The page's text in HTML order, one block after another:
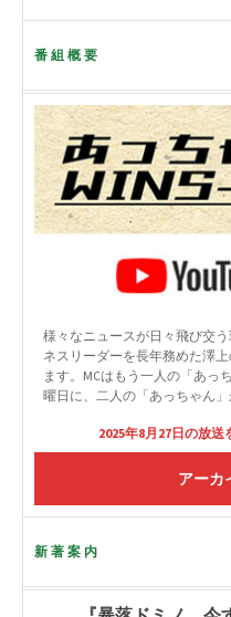
番組概要
様々なニュースが日々飛び交
ネスリーダーを長年務めた澤
ます。MCはもう一人の「あっ
曜日に、二人の「あっちゃん
2025年8月27日の放
アーカ
新著案内